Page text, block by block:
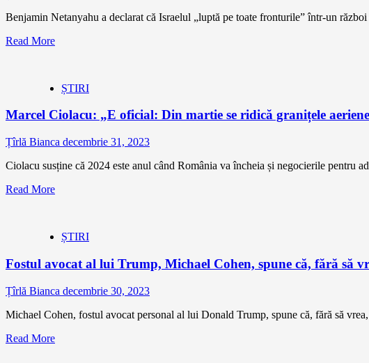
Benjamin Netanyahu a declarat că Israelul „luptă pe toate fronturile” într-un război
Read More
ȘTIRI
Marcel Ciolacu: „E oficial: Din martie se ridică granițele
Țîrlă Bianca decembrie 31, 2023
Ciolacu susține că 2024 este anul când România va încheia și negocierile pentru
Read More
ȘTIRI
Fostul avocat al lui Trump, Michael Cohen, spune că, fără să
Țîrlă Bianca decembrie 30, 2023
Michael Cohen, fostul avocat personal al lui Donald Trump, spune că, fără să
Read More